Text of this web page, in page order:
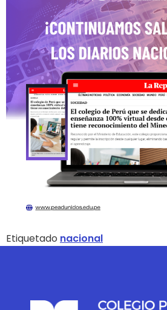
Etiquetado nacional